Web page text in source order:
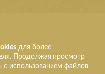
для более
Продолжая просмотр
с использованием файлов